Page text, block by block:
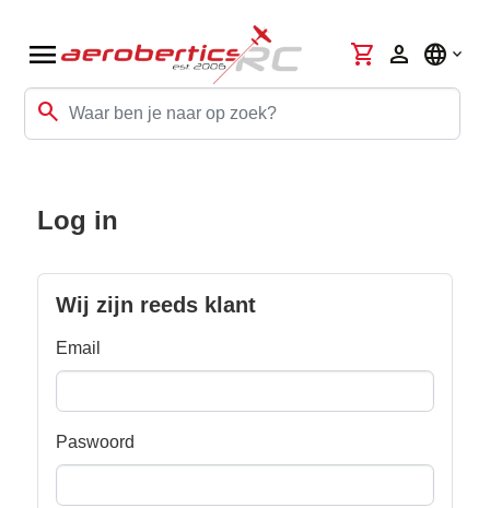
menu
search
shopping_cart person language
Log in
Wij zijn reeds klant
Email
Paswoord